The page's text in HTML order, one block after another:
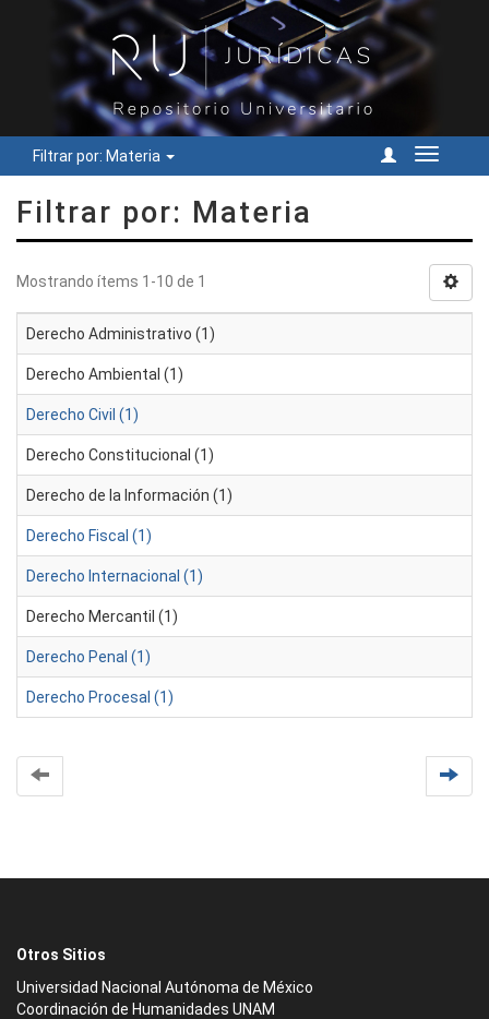
Filtrar por: Materia
Cambiar
Filtrar por: Materia
Mostrando ítems 1-10 de 1
Derecho Administrativo (1)
Derecho Ambiental (1)
Derecho Civil (1)
Derecho Constitucional (1)
Derecho de la Información (1)
Derecho Fiscal (1)
Derecho Internacional (1)
Derecho Mercantil (1)
Derecho Penal (1)
Derecho Procesal (1)
Otros Sitios
Universidad Nacional Autónoma de México
Coordinación de Humanidades UNAM